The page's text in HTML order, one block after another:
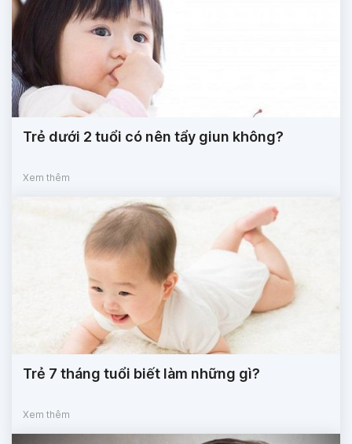
Trẻ dưới 2 tuổi có nên tẩy giun không?
Xem thêm
Trẻ 7 tháng tuổi biết làm những gì?
Xem thêm